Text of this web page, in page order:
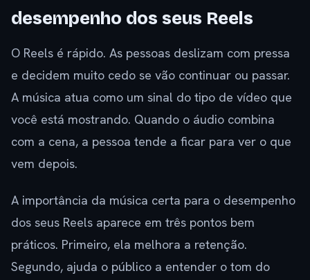
desempenho dos seus Reels
O Reels é rápido. As pessoas deslizam com pressa
e decidem muito cedo se vão continuar ou passar.
A música atua como um sinal do tipo de vídeo que
você está mostrando. Quando o áudio combina
com a cena, a pessoa tende a ficar para ver o que
vem depois.
A importância da música certa para o desempenho
dos seus Reels aparece em três pontos bem
práticos. Primeiro, ela melhora a retenção.
Segundo, ajuda o público a entender o tom do